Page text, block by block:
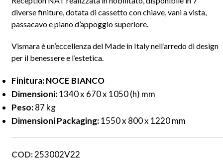
diverse finiture, dotata di cassetto con chiave, vani a vista,
passacavo e piano d’appoggio superiore.
Vismara è un’eccellenza del Made in Italy nell’arredo di design
per il benessere e l’estetica.
Finitura: NOCE BIANCO
Dimensioni:1340 x 670 x 1050 (h) mm
Peso:87 kg
Dimensioni Packaging:1550 x 800 x 1220 mm
COD:253002V22